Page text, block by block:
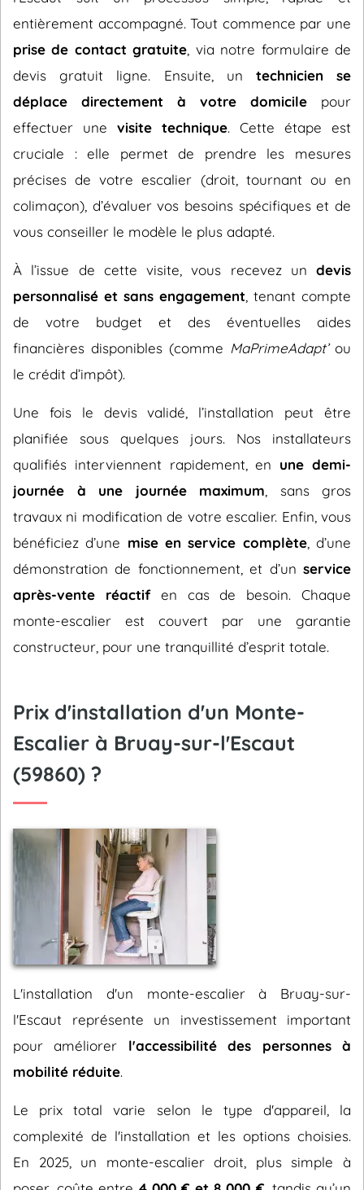
entièrement accompagné. Tout commence par une
prise de contact gratuite , via notre formulaire de
devis gratuit ligne. Ensuite, un technicien se
déplace directement à votre domicile pour
effectuer une visite technique. Cette étape est
cruciale : elle permet de prendre les mesures
précises de votre escalier (droit, tournant ou en
colimaçon), d’évaluer vos besoins spécifiques et de
vous conseiller le modèle le plus adapté.
À l’issue de cette visite, vous recevez un devis
personnalisé et sans engagement , tenant compte
de votre budget et des éventuelles aides
financières disponibles (comme MaPrimeAdapt’ou
le crédit d’impôt).
Une fois le devis validé, l’installation peut être
planifiée sous quelques jours. Nos installateurs
qualifiés interviennent rapidement, en une demi-
journée à une journée maximum , sans gros
travaux ni modification de votre escalier. Enfin, vous
bénéficiez d’une mise en service complète, d’une
démonstration de fonctionnement, et d’un service
après-vente réactifen cas de besoin. Chaque
monte-escalier est couvert par une garantie
constructeur, pour une tranquillité d’esprit totale.
Prix d'installation d'un Monte-
Escalier à Bruay-sur-l'Escaut
(59860) ?
L'installation d'un monte-escalier à Bruay-sur-
l'Escaut représente un investissement important
pour améliorer l'accessibilité des personnes à
mobilité réduite.
Le prix total varie selon le type d'appareil, la
complexité de l'installation et les options choisies.
En 2025, un monte-escalier droit, plus simple à